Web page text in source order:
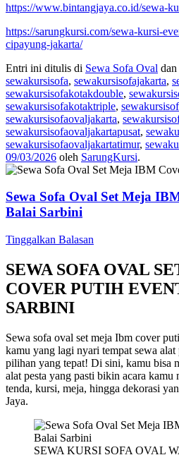
https://www.bintangjaya.co.id/sewa-
https://sarungkursi.com/sewa-kursi-
cipayung-jakarta/
Entri ini ditulis di Sewa Sofa Oval
sewakursisofa, sewakursisofajakarta,
sewakursisofakotakdouble,
sewakursisofakotaktriple,
sewakursisofaovaljakarta,
sewakursisofaovaljakartapusat,
sewakursisofaovaljakartatimur,
09/03/2026 oleh SarungKursi.
Sewa Sofa Oval Set Meja
Balai Sarbini
Tinggalkan Balasan
SEWA SOFA OVAL
COVER PUTIH
SARBINI
Sewa sofa oval set meja Ibm cover
kamu yang lagi nyari tempat sewa alat
pilihan yang tepat! Di sini, kamu bisa
alat pesta yang pasti bikin acara
tenda, kursi, meja, hingga dekorasi
Jaya.
SEWA KURSI SOFA OVAL